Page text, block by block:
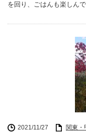
を回り、ごはんも楽しん
2021/11/27 関東・